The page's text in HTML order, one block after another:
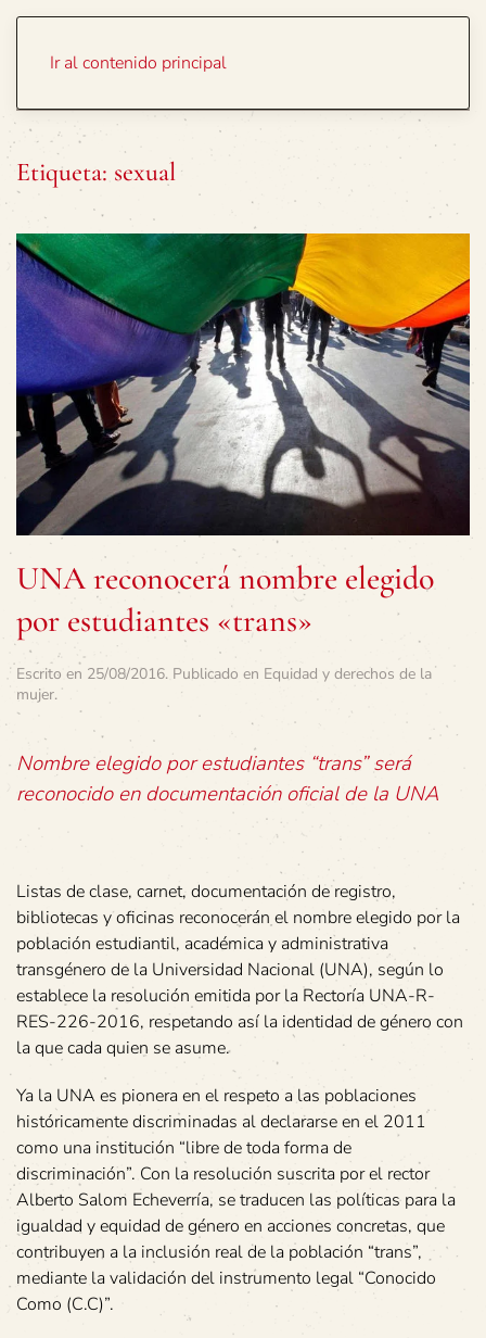
Ir al contenido principal
Etiqueta: sexual
UNA reconocerá nombre elegido
por estudiantes «trans»
Escrito en 25/08/2016. Publicado en Equidad y derechos de la
mujer.
Nombre elegido por estudiantes “trans” será
reconocido en documentación oficial de la UNA
Listas de clase, carnet, documentación de registro,
bibliotecas y oficinas reconocerán el nombre elegido por la
población estudiantil, académica y administrativa
transgénero de la Universidad Nacional (UNA), según lo
establece la resolución emitida por la Rectoría UNA-R-
RES-226-2016, respetando así la identidad de género con
la que cada quien se asume.
Ya la UNA es pionera en el respeto a las poblaciones
históricamente discriminadas al declararse en el 2011
como una institución “libre de toda forma de
discriminación”. Con la resolución suscrita por el rector
Alberto Salom Echeverría, se traducen las políticas para la
igualdad y equidad de género en acciones concretas, que
contribuyen a la inclusión real de la población “trans”,
mediante la validación del instrumento legal “Conocido
Como (C.C)”.